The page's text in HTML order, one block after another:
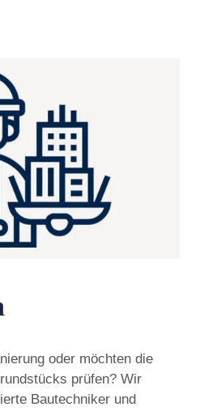
oder möchten die
prüfen? Wir
Bautechniker und